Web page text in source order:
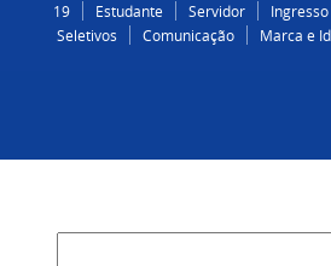
19
Estudante Servidor Ingresso
Seletivos
Comunicação Marca e